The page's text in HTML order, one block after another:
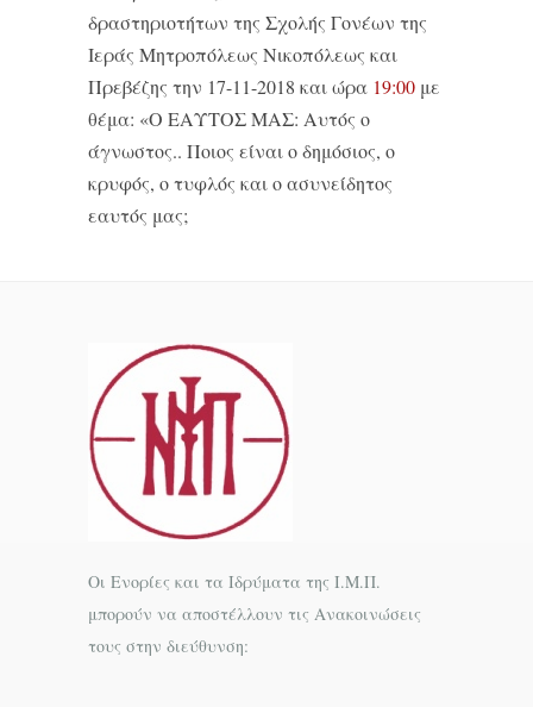
δραστηριοτήτων της Σχολής Γονέων της
Ιεράς Μητροπόλεως Νικοπόλεως και
Πρεβέζης την 17-11-2018 και ώρα 19:00 με
θέμα: «Ο ΕΑΥΤΟΣ ΜΑΣ: Αυτός ο
άγνωστος.. Ποιος είναι ο δημόσιος, ο
κρυφός, ο τυφλός και ο ασυνείδητος
εαυτός μας;
Οι Ενορίες και τα Ιδρύματα της Ι.Μ.Π.
μπορούν να αποστέλλουν τις Ανακοινώσεις
τους στην διεύθυνση: